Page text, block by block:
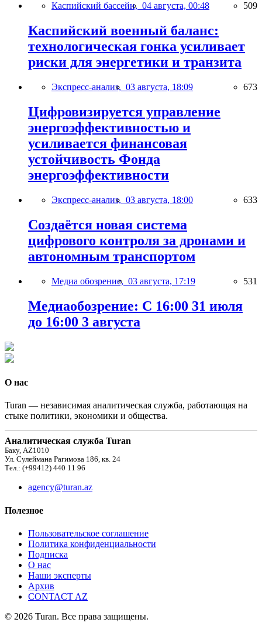
Каспийский бассейн, 04 августа, 00:48 509
Каспийский военный баланс:
технологическая гонка усиливает
риски для энергетики и транзита
Экспресс-анализ, 03 августа, 18:09 673
Цифровизируется управление
энергоэффективностью и
усиливается финансовая
устойчивость Фонда
энергоэффективности
Экспресс-анализ, 03 августа, 18:00 633
Создаётся новая система
цифрового контроля за дронами и
автономным транспортом
Медиа обозрение, 03 августа, 17:19 531
Медиаобозрение: С 16:00 31 июля
до 16:00 3 августа
О нас
Turan — независимая аналитическая служба, работающая на
стыке политики, экономики и общества.
Аналитическая служба Turan
Баку, AZ1010
Ул. Сулеймана Рагимова 186, кв. 24
Тел.: (+99412) 440 11 96
agency@turan.az
Полезное
Пользовательское соглашение
Политика конфиденциальности
Подписка
О нас
Наши эксперты
Архив
CONTACT AZ
© 2026 Turan. Все права защищены.